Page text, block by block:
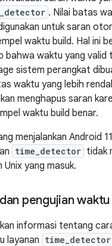
. Nilai batas
untuk saran
waktu build. Hal ini
bahwa waktu yang valid
sistem perangkat
waktu yang lebih
menghapus saran
waktu build benar.
menjalankan Android
time_detector tidak
yang masuk.
pengujian waktu
informasi tentang
layanan time_detector